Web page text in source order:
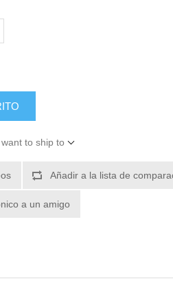
to ship to